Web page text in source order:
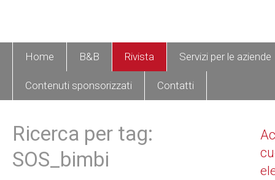
Home B&B Rivista Servizi per le aziende
Contenuti sponsorizzati Contatti
Ricerca per tag:
SOS_bimbi